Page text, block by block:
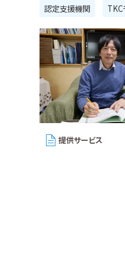
認定支援機関 TKC
提供サービス